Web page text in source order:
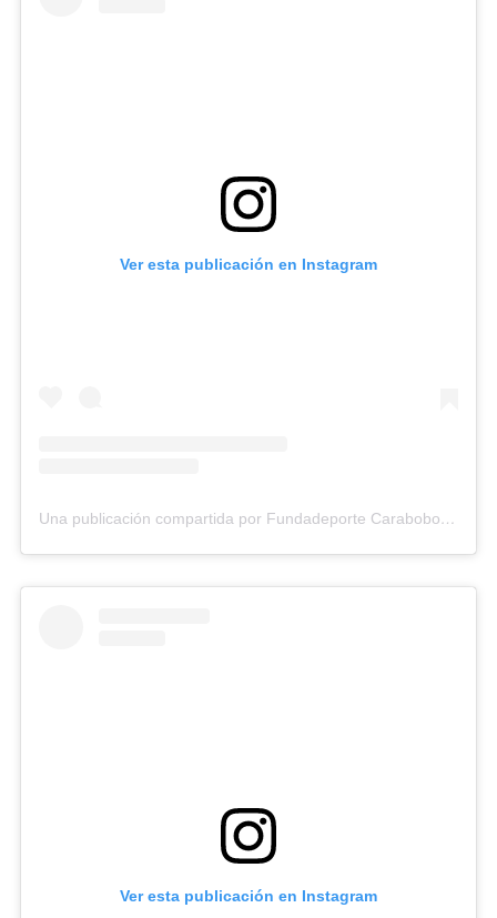
Ver esta publicación en Instagram
Una publicación compartida por Fundadeporte Carabobo (@fundadeporte)
Ver esta publicación en Instagram